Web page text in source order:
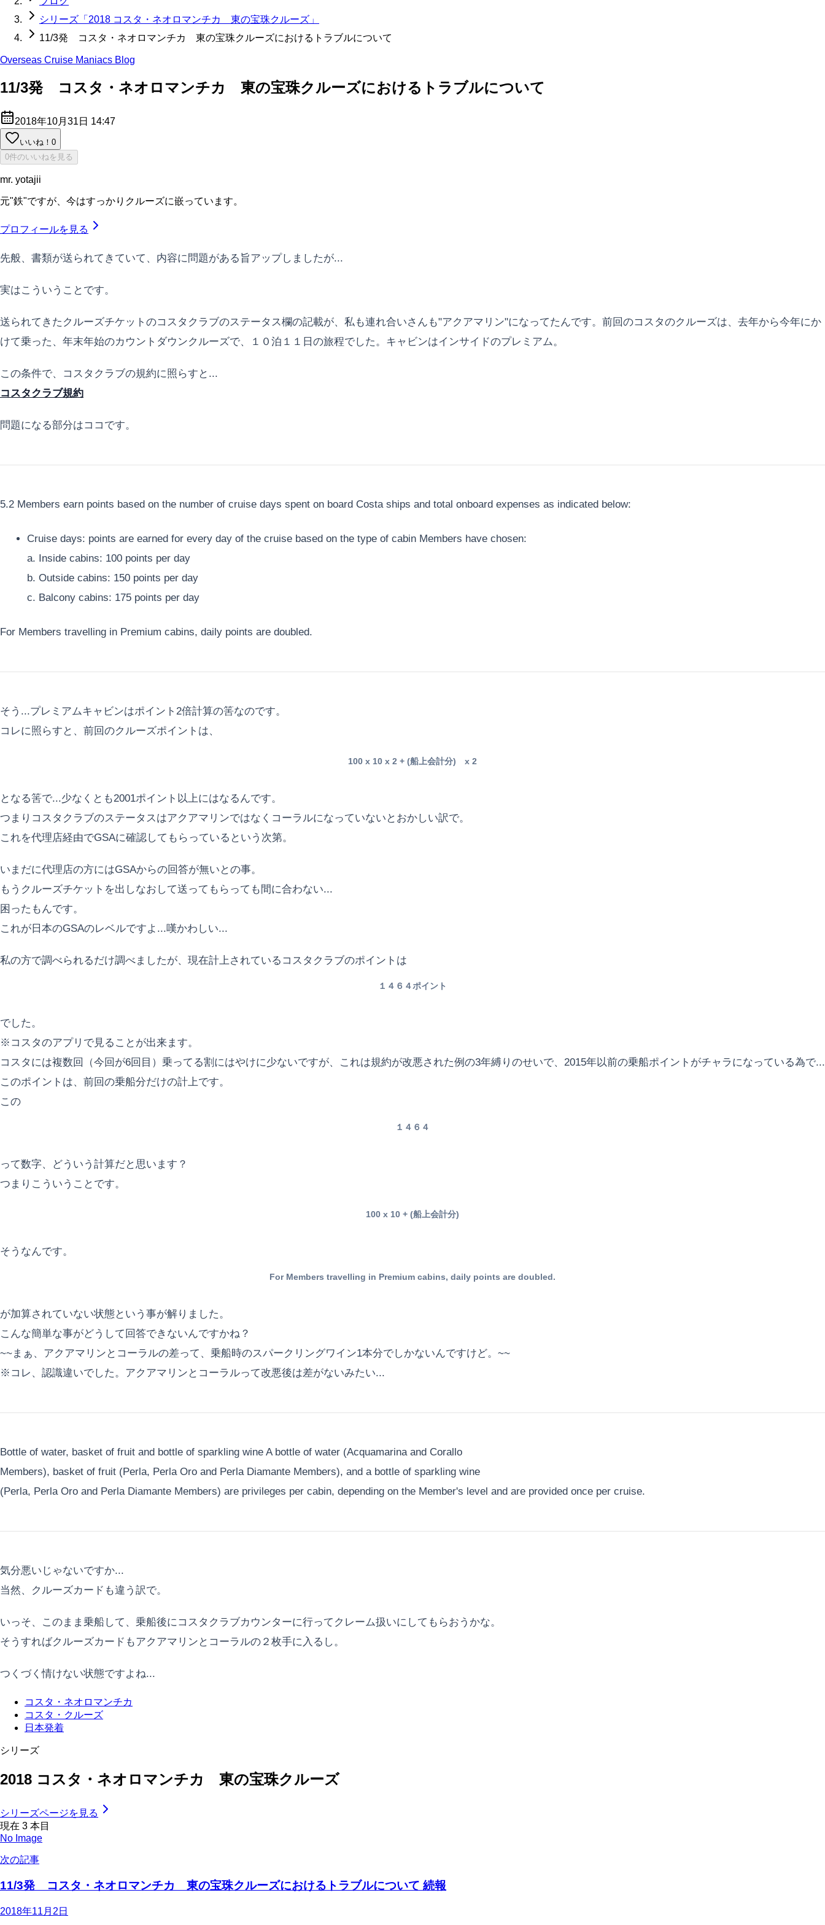
シリーズ「2018 コスタ・ネオロマンチカ 東の宝珠クルーズ」
11/3発 コスタ・ネオロマンチカ 東の宝珠クルーズにおけるトラブルについて
Overseas Cruise Maniacs Blog
11/3発 コスタ・ネオロマンチカ 東の宝珠クルーズにおけるトラブルについて
2018年10月31日 14:47
いいね！ 0
0件のいいねを見る
mr. yotajii
元"鉄"ですが、今はすっかりクルーズに嵌っています。
プロフィールを見る
先般、書類が送られてきていて、内容に問題がある旨アップしましたが...
実はこういうことです。
送られてきたクルーズチケットのコスタクラブのステータス欄の記載が、私も連れ合いさんも"アクアマリン"になってたんです。前回のコスタのクルーズは、去年から今年にか
けて乗った、年末年始のカウントダウンクルーズで、１０泊１１日の旅程でした。キャビンはインサイドのプレミアム。
この条件で、コスタクラブの規約に照らすと...
コスタクラブ規約
問題になる部分はココです。
5.2 Members earn points based on the number of cruise days spent on board Costa ships and total onboard expenses as indicated below:
Cruise days: points are earned for every day of the cruise based on the type of cabin Members have chosen:
a. Inside cabins: 100 points per day
b. Outside cabins: 150 points per day
c. Balcony cabins: 175 points per day
For Members travelling in Premium cabins, daily points are doubled.
そう...プレミアムキャビンはポイント2倍計算の筈なのです。
コレに照らすと、前回のクルーズポイントは、
100 x 10 x 2 + (船上会計分) x 2
となる筈で...少なくとも2001ポイント以上にはなるんです。
つまりコスタクラブのステータスはアクアマリンではなくコーラルになっていないとおかしい訳で。
これを代理店経由でGSAに確認してもらっているという次第。
いまだに代理店の方にはGSAからの回答が無いとの事。
もうクルーズチケットを出しなおして送ってもらっても間に合わない...
困ったもんです。
これが日本のGSAのレベルですよ...嘆かわしい...
私の方で調べられるだけ調べましたが、現在計上されているコスタクラブのポイントは
１４６４ポイント
でした。
※コスタのアプリで見ることが出来ます。
コスタには複数回（今回が6回目）乗ってる割にはやけに少ないですが、これは規約が改悪された例の3年縛りのせいで、2015年以前の乗船ポイントがチャラになっている為で...
このポイントは、前回の乗船分だけの計上です。
この
１４６４
って数字、どういう計算だと思います？
つまりこういうことです。
100 x 10 + (船上会計分)
そうなんです。
For Members travelling in Premium cabins, daily points are doubled.
が加算されていない状態という事が解りました。
こんな簡単な事がどうして回答できないんですかね？
~~まぁ、アクアマリンとコーラルの差って、乗船時のスパークリングワイン1本分でしかないんですけど。~~
※コレ、認識違いでした。アクアマリンとコーラルって改悪後は差がないみたい...
Bottle of water, basket of fruit and bottle of sparkling wine A bottle of water (Acquamarina and Corallo
Members), basket of fruit (Perla, Perla Oro and Perla Diamante Members), and a bottle of sparkling wine
(Perla, Perla Oro and Perla Diamante Members) are privileges per cabin, depending on the Member's level and are provided once per cruise.
気分悪いじゃないですか...
当然、クルーズカードも違う訳で。
いっそ、このまま乗船して、乗船後にコスタクラブカウンターに行ってクレーム扱いにしてもらおうかな。
そうすればクルーズカードもアクアマリンとコーラルの２枚手に入るし。
つくづく情けない状態ですよね...
コスタ・ネオロマンチカ
コスタ・クルーズ
日本発着
シリーズ
2018 コスタ・ネオロマンチカ 東の宝珠クルーズ
シリーズページを見る
現在 3 本目
No Image
次の記事
11/3発 コスタ・ネオロマンチカ 東の宝珠クルーズにおけるトラブルについて 続報
2018年11月2日